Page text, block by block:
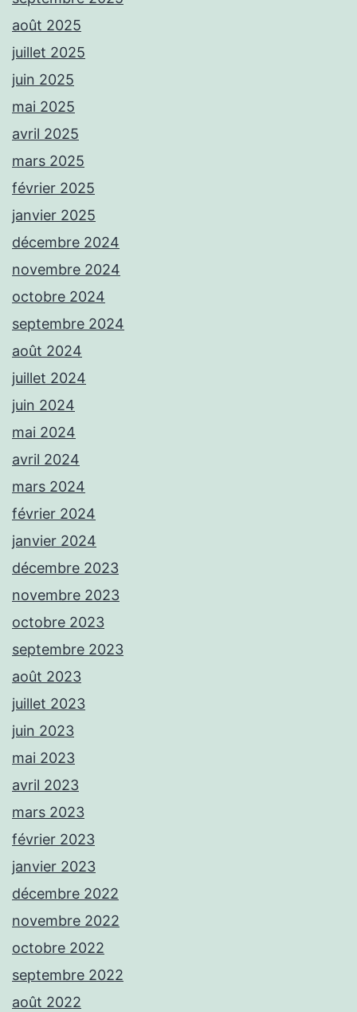
août 2025
juillet 2025
juin 2025
mai 2025
avril 2025
mars 2025
février 2025
janvier 2025
décembre 2024
novembre 2024
octobre 2024
septembre 2024
août 2024
juillet 2024
juin 2024
mai 2024
avril 2024
mars 2024
février 2024
janvier 2024
décembre 2023
novembre 2023
octobre 2023
septembre 2023
août 2023
juillet 2023
juin 2023
mai 2023
avril 2023
mars 2023
février 2023
janvier 2023
décembre 2022
novembre 2022
octobre 2022
septembre 2022
août 2022